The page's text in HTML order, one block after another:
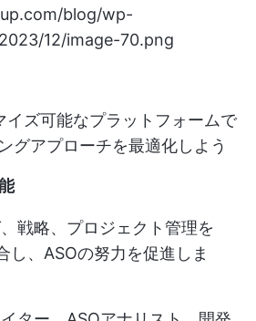
blog/wp-
12/image-70.png
ズ可能なプラットフォームで
グアプローチを最適化しよう
戦略、プロジェクト管理を
し、ASOの努力を促進しま